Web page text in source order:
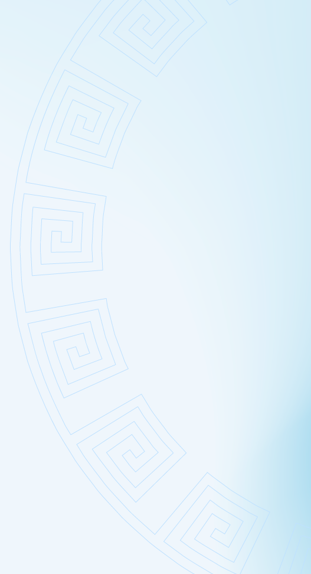
Sucha – wrażliwa skóra głowy
Suche zniszczone włosy
Łojotokowe zapalenie skóry głowy
Łupież
Łuszczyca skóry głowy
Usuwanie zmarszczek